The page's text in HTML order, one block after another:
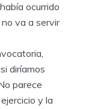
ocurrido
va a servir
diríamos
parece
y la